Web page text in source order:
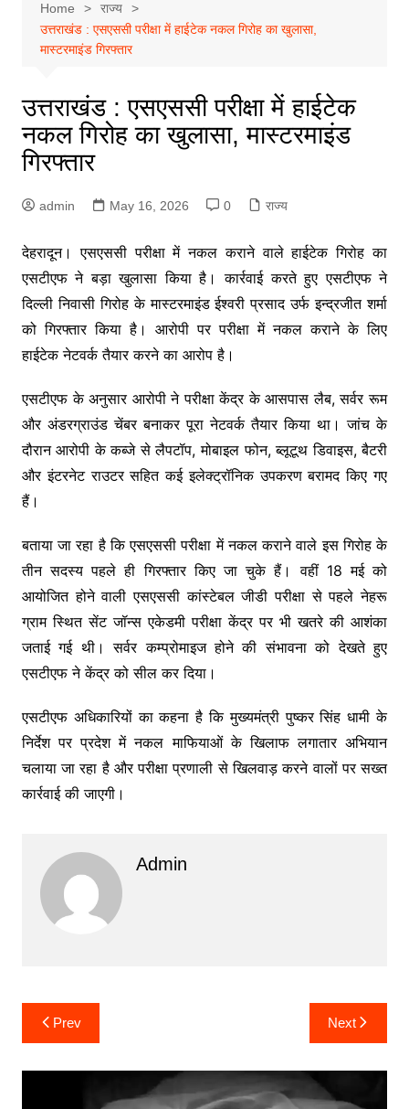
Home
राज्य
उत्तराखंड : एसएससी परीक्षा में हाईटेक नकल गिरोह का खुलासा,
मास्टरमाइंड गिरफ्तार
उत्तराखंड : एसएससी परीक्षा में हाईटेक
नकल गिरोह का खुलासा, मास्टरमाइंड
गिरफ्तार
admin May 16, 2026 0 राज्य
देहरादून। एसएससी परीक्षा में नकल कराने वाले हाईटेक गिरोह का
एसटीएफ ने बड़ा खुलासा किया है। कार्रवाई करते हुए एसटीएफ ने
दिल्ली निवासी गिरोह के मास्टरमाइंड ईश्वरी प्रसाद उर्फ इन्द्रजीत शर्मा
को गिरफ्तार किया है। आरोपी पर परीक्षा में नकल कराने के लिए
हाईटेक नेटवर्क तैयार करने का आरोप है।
एसटीएफ के अनुसार आरोपी ने परीक्षा केंद्र के आसपास लैब, सर्वर रूम
और अंडरग्राउंड चेंबर बनाकर पूरा नेटवर्क तैयार किया था। जांच के
दौरान आरोपी के कब्जे से लैपटॉप, मोबाइल फोन, ब्लूटूथ डिवाइस, बैटरी
और इंटरनेट राउटर सहित कई इलेक्ट्रॉनिक उपकरण बरामद किए गए
हैं।
बताया जा रहा है कि एसएससी परीक्षा में नकल कराने वाले इस गिरोह के
तीन सदस्य पहले ही गिरफ्तार किए जा चुके हैं। वहीं 18 मई को
आयोजित होने वाली एसएससी कांस्टेबल जीडी परीक्षा से पहले नेहरू
ग्राम स्थित सेंट जॉन्स एकेडमी परीक्षा केंद्र पर भी खतरे की आशंका
जताई गई थी। सर्वर कम्प्रोमाइज होने की संभावना को देखते हुए
एसटीएफ ने केंद्र को सील कर दिया।
एसटीएफ अधिकारियों का कहना है कि मुख्यमंत्री पुष्कर सिंह धामी के
निर्देश पर प्रदेश में नकल माफियाओं के खिलाफ लगातार अभियान
चलाया जा रहा है और परीक्षा प्रणाली से खिलवाड़ करने वालों पर सख्त
कार्रवाई की जाएगी।
Admin
Post
navigation
Prev Next